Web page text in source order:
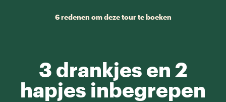
6 redenen om deze tour te boeken
3 drankjes en 2
hapjes inbegrepen